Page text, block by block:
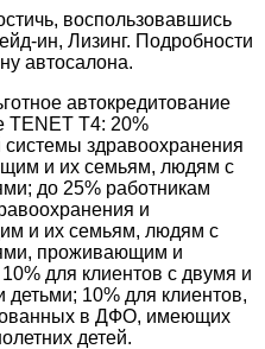
воспользовавшись
ин, Лизинг. Подробности
автосалона.
автокредитование
TENET T4: 20%
системы здравоохранения
и их семьям, людям с
до 25% работникам
и
и их семьям, людям с
проживающим и
для клиентов с двумя и
10% для клиентов,
в ДФО, имеющих
детей.